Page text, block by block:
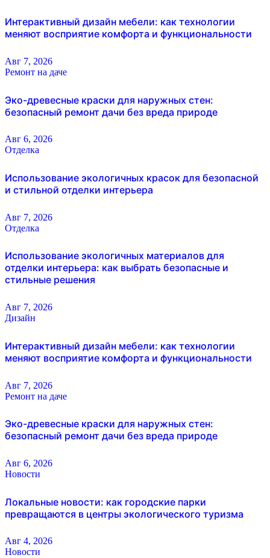
Интерактивный дизайн мебели: как технологии
меняют восприятие комфорта и функциональности
Авг 7, 2026
Ремонт на даче
Эко-древесные краски для наружных стен:
безопасный ремонт дачи без вреда природе
Авг 6, 2026
Отделка
Использование экологичных красок для безопасной
и стильной отделки интерьера
Авг 7, 2026
Отделка
Использование экологичных материалов для
отделки интерьера: как выбрать безопасные и
стильные решения
Авг 7, 2026
Дизайн
Интерактивный дизайн мебели: как технологии
меняют восприятие комфорта и функциональности
Авг 7, 2026
Ремонт на даче
Эко-древесные краски для наружных стен:
безопасный ремонт дачи без вреда природе
Авг 6, 2026
Новости
Локальные новости: как городские парки
превращаются в центры экологического туризма
Авг 4, 2026
Новости